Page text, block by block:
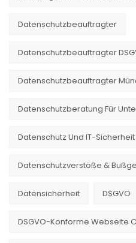
Datenschutzbeauftragter
Datenschutzbeauftragter
Datenschutzbeauftragter
Datenschutzberatung Für
Datenschutz Und IT-
Datenschutzverstöße &
Datensicherheit DSGVO
DSGVO-Konforme Webseite